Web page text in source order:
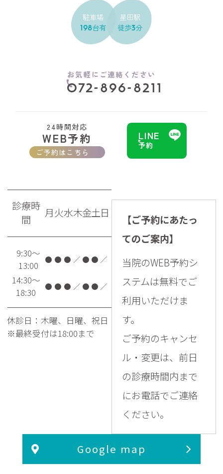
駐車場
198台有
星田駅
徒歩3分
お気軽にご連絡ください
072-896-8211
24時間対応
WEB予約
ご予約はこちら
LINE
予約
診療時
間
月火水木金土日
9:30～
13:00
● ● ● ／ ● ● ／
14:30～
18:30
● ● ● ／ ● ● ／
休診日：木曜、日曜、祝日
※最終受付は18:00まで
【ご予約にあたっ
てのご案内】
当院のWEB予約シ
ステムは無料でご
利用いただけま
す。
ご予約のキャンセ
ル・変更は、前日
の診療時間内まで
にお電話でご連絡
ください。
Google map